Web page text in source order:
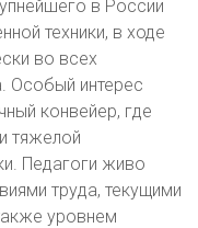
в России
техники, в ходе
во всех
Особый интерес
конвейер, где
тяжелой
Педагоги живо
труда, текущими
уровнем